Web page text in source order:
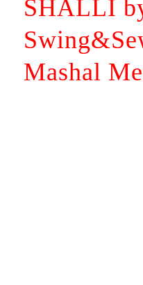
SHALLI
Mashal